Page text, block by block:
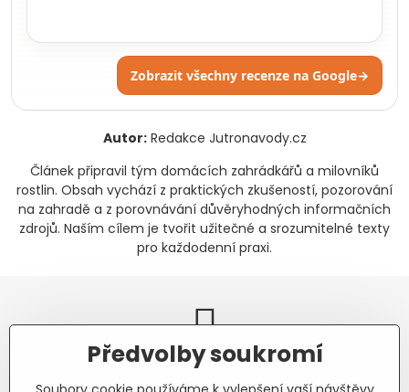
Zobrazit všechny recenze na Google→
Autor:Redakce Jutronavody.cz
Článek připravil tým domácích zahrádkářů a milovníků
rostlin. Obsah vychází z praktických zkušeností, pozorování
na zahradě a z porovnávání důvěryhodných informačních
zdrojů. Naším cílem je tvořit užitečné a srozumitelné texty
pro každodenní praxi.
Newsletter
Předvolby soukromí